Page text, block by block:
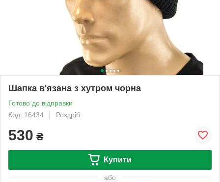
Шапка в'язана з хутром чорна
Готово до відправки
Код: 16434
Роздріб
530 ₴
Купити
або